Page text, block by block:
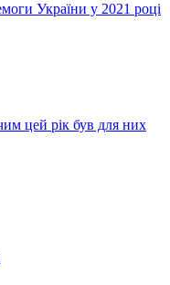
України у 2021 році
цей рік був для них